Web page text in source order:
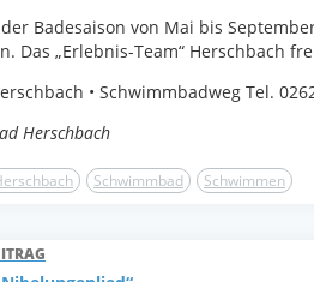
Badesaison von Mai bis
Das „Erlebnis-Team“ Herschbach
• Schwimmbadweg Tel.
Herschbach
Schwimmbad Schwimmen